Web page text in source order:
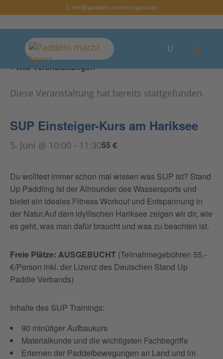
info@paddeln-macht-spass.de
« Alle Veranstaltungen
Diese Veranstaltung hat bereits stattgefunden.
SUP Einsteiger-Kurs am Hariksee
5. Juni @ 10:00 - 11:3055 €
Du wolltest immer schon mal wissen was SUP ist? Stand
Up Paddling ist der Allrounder des Wassersports und
bietet ein ideales Fitness Workout und Entspannung in
der Natur.Auf dem idyllischen Hariksee zeigen wir dir, wie
es geht, was man dafür braucht und was zu beachten ist.
Freie Plätze: AUSGEBUCHT (Teilnahmegebühren 55,-
€/Person inkl. der Lizenz des Deutschen Stand Up
Paddle Verbands)
Inhalte des SUP Trainings:
90 minütiger Aufbaukurs
Materialkunde und die wichtigsten Fachbegriffe
Erlernen der Paddelbewegungen an Land und im